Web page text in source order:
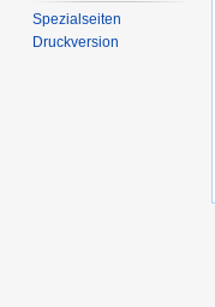
Spezialseiten
Druckversion